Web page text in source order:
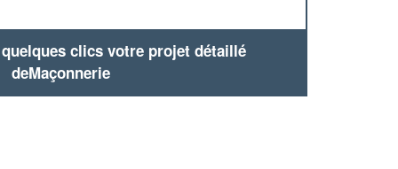
clics votre projet détaillé
deMaçonnerie